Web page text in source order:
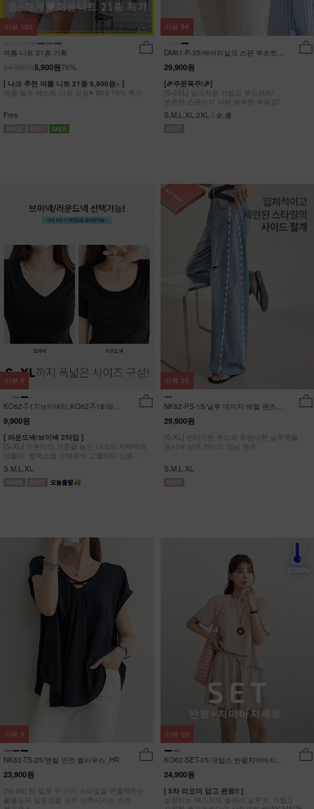
여름 니트 21종 기획
76%
5,900원
[ 나크 추천 여름 니트 21종 5,900원~ ]
여름 필수 베스트 니트 모음♥ 최대 76% 특가
Free
리뷰 185
DM61-P-35/에어리실크 스판 부츠컷팬
츠_DY
29,900원
[🎉주문폭주!🎉]
[S-2XL] 실크처럼 가볍고 부드러워!
쫀쫀한 스판까지 더해 완벽한 착용감!
S,M,L,XL,2XL / 숏,롱
리뷰 94
KO62-T-17/브이넥티,KO62-T-18/라운
드티_YN
9,900원
[ 라운드넥/브이넥 2타입 ]
[S-XL] 기본티의 기준을 높인 나크의 자체제작
반팔티. 팔뚝소멸 소매핏의 고퀄리티 상품
#NAK MADE.
S,M,L,XL
리뷰 5
NK62-PS-15/닐루 데미지 배럴 팬츠
_HR
29,900원
[S-XL] 빈티지한 무드와 트렌디한 실루엣을
동시에 담은 와이드 데님 팬츠
S,M,L,XL
리뷰 35
NK62-TS-25/엔릴 반전 블라우스_HR
23,900원
[55-88] 한 벌로 두 가지 스타일을 연출해주는
활용도와 실용성을 모두 만족시키는 반전
리뷰 3
KO62-SET-05/크립스 반팔치마바지세
트_HR
24,900원
[ 5차 리오더 입고 완료!! ]
살랑이는 텍스처와 플레어 실루엣, 가볍고
리뷰 23